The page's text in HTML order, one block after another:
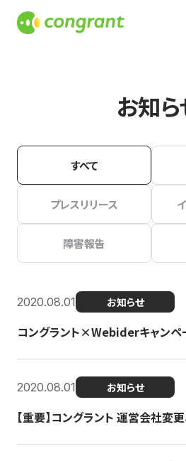
お知
すべて
プレスリリース
障害報告
2020.08.01 お知らせ
コングラント×Webiderキャンペ
2020.08.01 お知らせ
【重要】コングラント 運営会社変